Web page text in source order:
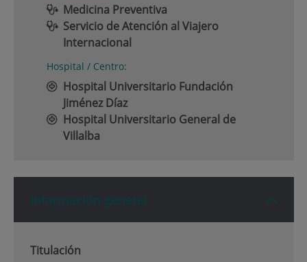
Medicina Preventiva
Servicio de Atención al Viajero
Internacional
Hospital / Centro:
Hospital Universitario Fundación
Jiménez Díaz
Hospital Universitario General de
Villalba
Información general
Titulación